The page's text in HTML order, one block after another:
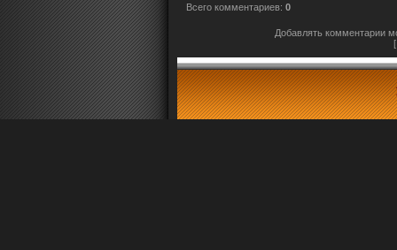
Всего комментариев: 0
Добавлять комментарии